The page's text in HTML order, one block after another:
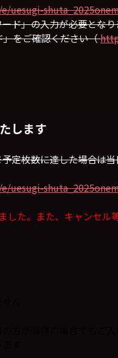
uesugi-
ド」の入力が必要となり
」をご確認ください（
します
枚数に達した場合は
uesugi-
した。また、キャンセル